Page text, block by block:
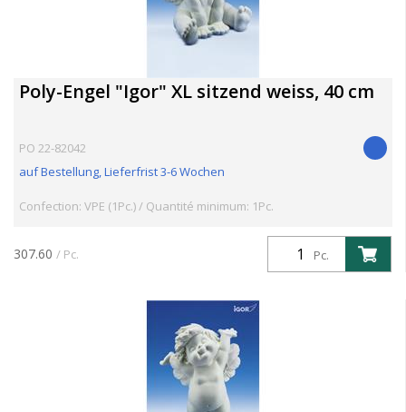
Poly-Engel "Igor" XL sitzend weiss, 40 cm
PO 22-82042
auf Bestellung, Lieferfrist 3-6 Wochen
Confection: VPE (1Pc.) / Quantité minimum: 1Pc.
Pc.
307.60 / Pc.